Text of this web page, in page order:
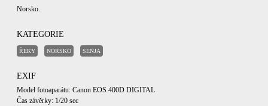
Norsko.
KATEGORIE
ŘEKY NORSKO SENJA
EXIF
Model fotoaparátu: Canon EOS 400D DIGITAL
Čas závěrky: 1/20 sec